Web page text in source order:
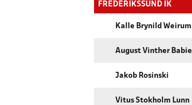
FREDERIKSSUND IK
Kalle Brynild Weirum
August Vinther Babiel
Jakob Rosinski
Vitus Stokholm Lunn